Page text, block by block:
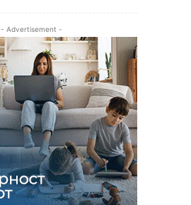
- Advertisement -